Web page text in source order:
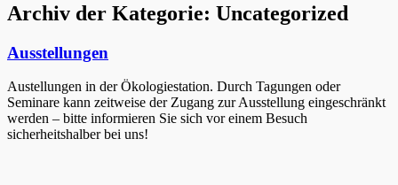
Archiv der Kategorie: Uncategorized
Ausstellungen
Austellungen in der Ökologiestation. Durch Tagungen oder
Seminare kann zeitweise der Zugang zur Ausstellung eingeschränkt
werden – bitte informieren Sie sich vor einem Besuch
sicherheitshalber bei uns!